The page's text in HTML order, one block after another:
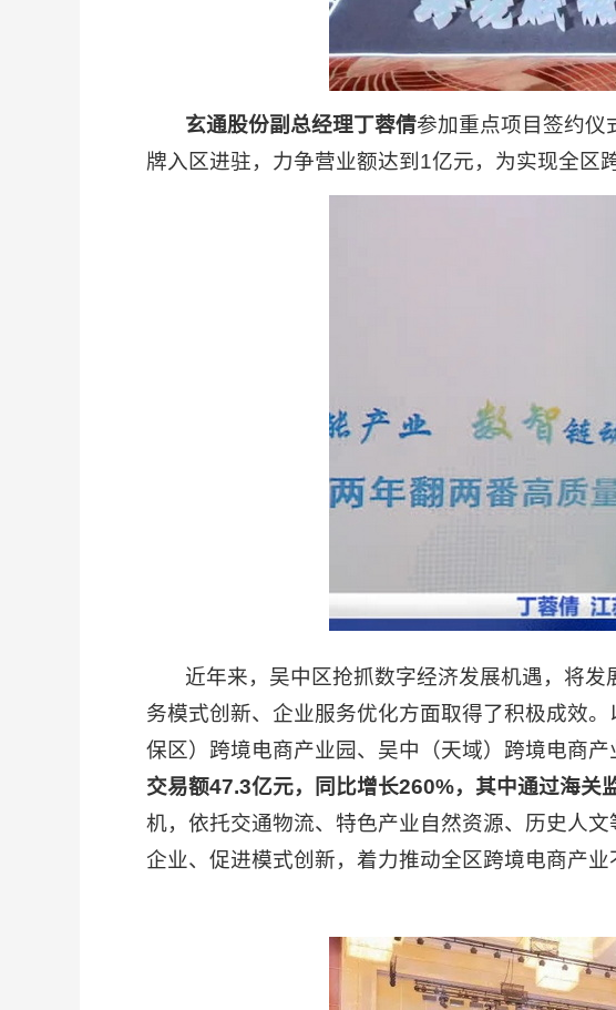
玄通股份副总经理丁蓉倩参加重点项目签约仪
牌入区进驻，力争营业额达到1亿元，为实现全区
近年来，吴中区抢抓数字经济发展机遇，将发
务模式创新、企业服务优化方面取得了积极成效
保区）跨境电商产业园、吴中（天域）跨境电商
交易额47.3亿元，同比增长260%，其中通过海关
机，依托交通物流、特色产业自然资源、历史人
企业、促进模式创新，着力推动全区跨境电商产业